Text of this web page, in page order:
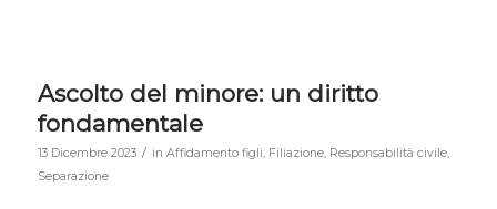
Ascolto del minore: un diritto
fondamentale
13 Dicembre 2023 / in Affidamento figli, Filiazione, Responsabilità civile,
Separazione